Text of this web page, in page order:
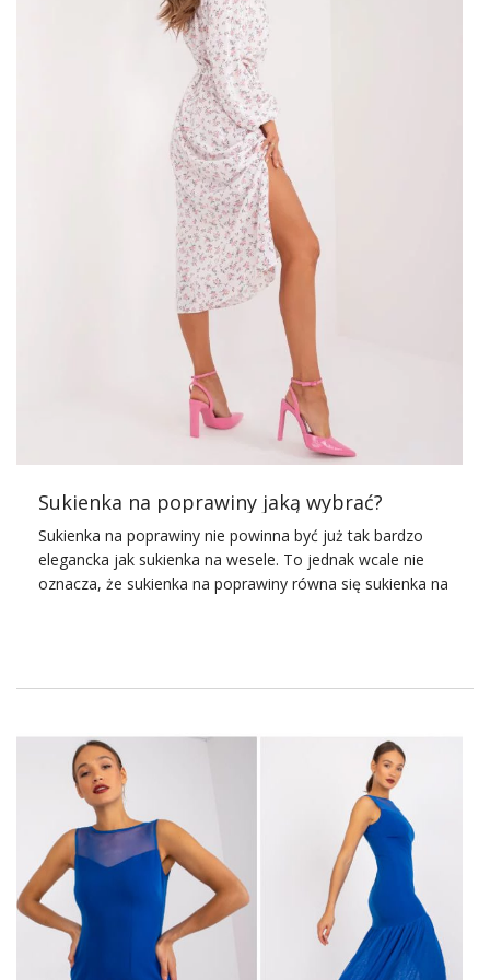
Midi sukienka koktajlowa na lato
najmodniejsza długość eleganckich sukienek na różne
wyjścia. Ta długość, sięgająca zazwyczaj za kolano, łączy
w sobie klasyczną elegancję z nowoczesnym stylem, co
czyni ją niezwykle uniwersalną. Midi sukienki są wyjątkowo
wygodne do noszenia w letnich miesiącach, gdyż
zapewniają przewiewność i komfort w upalne dni,
jednocześnie zachowując odpowiednią dozę formalności.
sukienki koktajlowesprawdzają się latem w
różnorodnych sytuacjach – od formalnych przyjęć, wesel,
przez wieczorne spotkania z przyjaciółmi, aż po
romantyczne randki. Ich wszechstronność pozwala na
tworzenie różnorodnych stylizacji, które mogą być
zarówno eleganckie, jak i bardziej swobodne. Klasyczna
długość midi dodaje każdej sylwetce szyku i kobiecości,
podkreślając jednocześnie …
Sukienka na poprawiny jaką wybrać?
Sukienka na poprawiny nie powinna być już tak bardzo
elegancka jak sukienka na wesele. To jednak wcale nie
oznacza, że sukienka na poprawiny równa się sukienka na
Sukienka na poprawiny – jaka
powinna być?
Sukienka na poprawiny
powinna być uzależniona od tego,
w jakim miejscu odbywają się poprawiny. Warto o to
podpytać Parę Młodą jeszcze przed weselem, aby móc
się na spokojnie przygotować. To identyczna sytuacja jak
w przypadku sukienki na wesele. Wszystkie muszą
pasować do otaczających nas okoliczności. Tak więc, jeśli
poprawiny będą w domu u Panny Młodej albo Pana
Młodego, możecie wybrać sukienki, które będą mało